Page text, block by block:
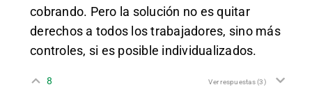
cobrando. Pero la solución no es quitar
derechos a todos los trabajadores, sino más
controles, si es posible individualizados.
8 Ver respuestas(3)